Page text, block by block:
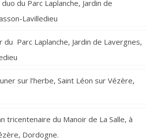
du Parc Laplanche, Jardin de
Lavilledieu
du Parc Laplanche, Jardin de Lavergnes,
sur l’herbe, Saint Léon sur Vézère,
tricentenaire du Manoir de La Salle, à
Dordogne.